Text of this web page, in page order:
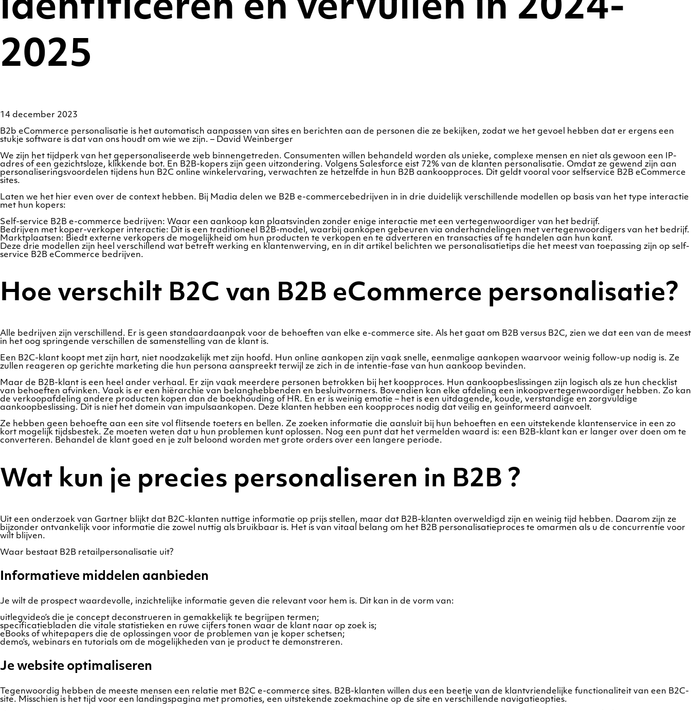
identificeren en vervullen in 2024-
2025
14 december 2023
B2b eCommerce personalisatie is het automatisch aanpassen van sites en berichten aan de personen die ze bekijken, zodat we het gevoel hebben dat er ergens een
stukje software is dat van ons houdt om wie we zijn. – David Weinberger
We zijn het tijdperk van het gepersonaliseerde web binnengetreden. Consumenten willen behandeld worden als unieke, complexe mensen en niet als gewoon een IP-
adres of een gezichtsloze, klikkende bot. En B2B-kopers zijn geen uitzondering. Volgens Salesforce eist 72% van de klanten personalisatie. Omdat ze gewend zijn aan
personaliseringsvoordelen tijdens hun B2C online winkelervaring, verwachten ze hetzelfde in hun B2B aankoopproces. Dit geldt vooral voor selfservice B2B eCommerce
sites.
Laten we het hier even over de context hebben. Bij Madia delen we B2B e-commercebedrijven in in drie duidelijk verschillende modellen op basis van het type interactie
met hun kopers:
Self-service B2B e-commerce bedrijven: Waar een aankoop kan plaatsvinden zonder enige interactie met een vertegenwoordiger van het bedrijf.
Bedrijven met koper-verkoper interactie: Dit is een traditioneel B2B-model, waarbij aankopen gebeuren via onderhandelingen met vertegenwoordigers van het bedrijf.
Marktplaatsen: Biedt externe verkopers de mogelijkheid om hun producten te verkopen en te adverteren en transacties af te handelen aan hun kant.
Deze drie modellen zijn heel verschillend wat betreft werking en klantenwerving, en in dit artikel belichten we personalisatietips die het meest van toepassing zijn op self-
service B2B eCommerce bedrijven.
Hoe verschilt B2C van B2B eCommerce personalisatie?
Alle bedrijven zijn verschillend. Er is geen standaardaanpak voor de behoeften van elke e-commerce site. Als het gaat om B2B versus B2C, zien we dat een van de meest
in het oog springende verschillen de samenstelling van de klant is.
Een B2C-klant koopt met zijn hart, niet noodzakelijk met zijn hoofd. Hun online aankopen zijn vaak snelle, eenmalige aankopen waarvoor weinig follow-up nodig is. Ze
zullen reageren op gerichte marketing die hun persona aanspreekt terwijl ze zich in de intentie-fase van hun aankoop bevinden.
Maar de B2B-klant is een heel ander verhaal. Er zijn vaak meerdere personen betrokken bij het koopproces. Hun aankoopbeslissingen zijn logisch als ze hun checklist
van behoeften afvinken. Vaak is er een hiërarchie van belanghebbenden en besluitvormers. Bovendien kan elke afdeling een inkoopvertegenwoordiger hebben. Zo kan
de verkoopafdeling andere producten kopen dan de boekhouding of HR. En er is weinig emotie – het is een uitdagende, koude, verstandige en zorgvuldige
aankoopbeslissing. Dit is niet het domein van impulsaankopen. Deze klanten hebben een koopproces nodig dat veilig en geïnformeerd aanvoelt.
Ze hebben geen behoefte aan een site vol flitsende toeters en bellen. Ze zoeken informatie die aansluit bij hun behoeften en een uitstekende klantenservice in een zo
kort mogelijk tijdsbestek. Ze moeten weten dat u hun problemen kunt oplossen. Nog een punt dat het vermelden waard is: een B2B-klant kan er langer over doen om te
converteren. Behandel de klant goed en je zult beloond worden met grote orders over een langere periode.
Wat kun je precies personaliseren in B2B ?
Uit een onderzoek van Gartner blijkt dat B2C-klanten nuttige informatie op prijs stellen, maar dat B2B-klanten overweldigd zijn en weinig tijd hebben. Daarom zijn ze
bijzonder ontvankelijk voor informatie die zowel nuttig als bruikbaar is. Het is van vitaal belang om het B2B personalisatieproces te omarmen als u de concurrentie voor
wilt blijven.
Waar bestaat B2B retailpersonalisatie uit?
Informatieve middelen aanbieden
Je wilt de prospect waardevolle, inzichtelijke informatie geven die relevant voor hem is. Dit kan in de vorm van:
uitlegvideo’s die je concept deconstrueren in gemakkelijk te begrijpen termen;
specificatiebladen die vitale statistieken en ruwe cijfers tonen waar de klant naar op zoek is;
eBooks of whitepapers die de oplossingen voor de problemen van je koper schetsen;
demo’s, webinars en tutorials om de mogelijkheden van je product te demonstreren.
Je website optimaliseren
Tegenwoordig hebben de meeste mensen een relatie met B2C e-commerce sites. B2B-klanten willen dus een beetje van de klantvriendelijke functionaliteit van een B2C-
site. Misschien is het tijd voor een landingspagina met promoties, een uitstekende zoekmachine op de site en verschillende navigatieopties.